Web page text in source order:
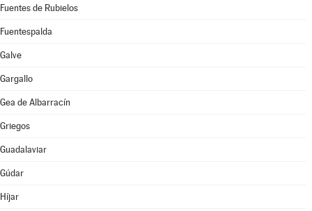
Fuentes de Rubielos
Fuentespalda
Galve
Gargallo
Gea de Albarracín
Griegos
Guadalaviar
Gúdar
Híjar